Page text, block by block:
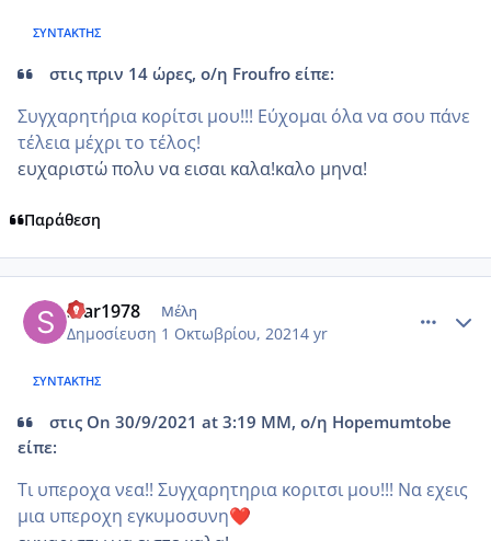
ΣΥΝΤΆΚΤΗΣ
στις πριν 14 ώρες, ο/η Froufro είπε:
Συγχαρητήρια κορίτσι μου!!! Εύχομαι όλα να σου πάνε
τέλεια μέχρι το τέλος!
ευχαριστώ πολυ να εισαι καλα!καλο μηνα!
Παράθεση
Star1978 Μέλη
Δημοσίευση 1 Οκτωβρίου, 20214 yr
ΣΥΝΤΆΚΤΗΣ
στις On 30/9/2021 at 3:19 ΜΜ, ο/η Hopemumtobe
είπε:
Τι υπεροχα νεα!! Συγχαρητηρια κοριτσι μου!!! Να εχεις
μια υπεροχη εγκυμοσυνη❤️